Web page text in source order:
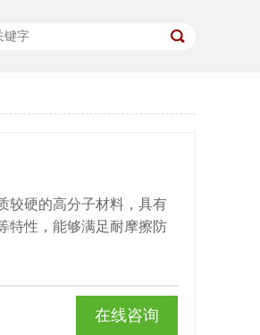
较硬的高分子材料，具有
特性，能够满足耐摩擦防
在线咨询